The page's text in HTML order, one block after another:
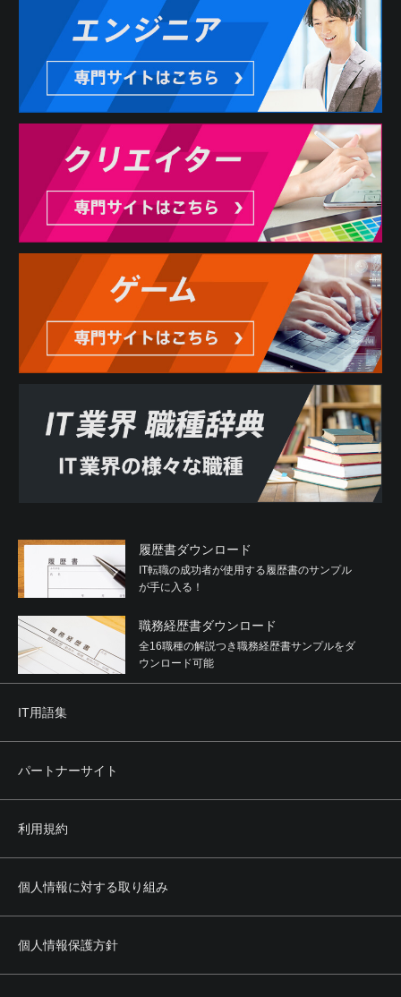
履歴書ダウンロード
IT転職の成功者が使用する履歴書のサンプル
が手に入る！
職務経歴書ダウンロード
全16職種の解説つき職務経歴書サンプルをダ
ウンロード可能
IT用語集
パートナーサイト
利用規約
個人情報に対する取り組み
個人情報保護方針